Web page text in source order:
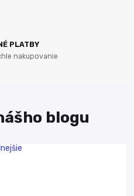
PLATBY
nakupovanie
blogu